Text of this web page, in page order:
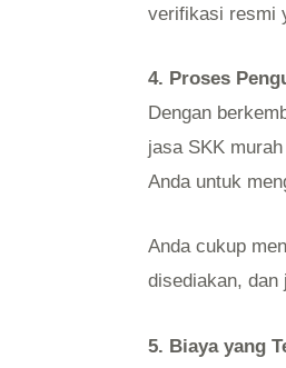
verifikasi resmi
4. Proses
Dengan
jasa SKK
Anda untuk
Anda cukup
disediakan, dan
5. Biaya yang